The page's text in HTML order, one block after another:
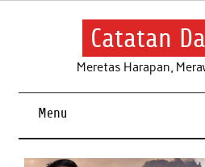
Skip
Catatan
Meretas Harapan,
Menu